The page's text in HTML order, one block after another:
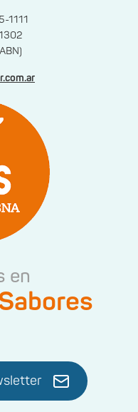
1111
en